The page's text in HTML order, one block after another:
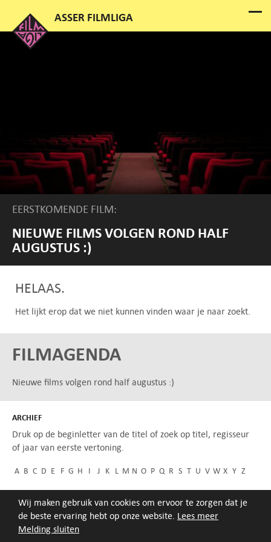
Melding sluiten
Wij maken gebruik van cookies om ervoor te zorgen dat je
de beste ervaring hebt op onze website. Lees meer
EERSTKOMENDE FILM:
NIEUWE FILMS VOLGEN ROND HALF
AUGUSTUS :)
HELAAS.
Het lijkt erop dat we niet kunnen vinden waar je naar zoekt.
FILMAGENDA
Nieuwe films volgen rond half augustus :)
ARCHIEF
Druk op de beginletter van de titel of zoek op titel, regisseur
of jaar van eerste vertoning.
A B C D E F G H I J K L M N O P Q R S T U V W X Y Z